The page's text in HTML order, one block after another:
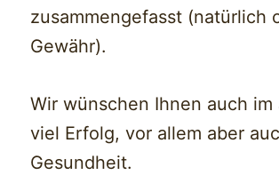
zusammengefasst (natürlich
Gewähr).
Wir wünschen Ihnen auch
viel Erfolg, vor allem aber
Gesundheit.